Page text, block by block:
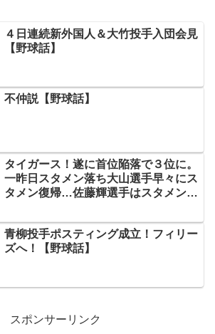
４日連続新外国人＆大竹投手入団会見
【野球話】
不仲説【野球話】
タイガース！遂に首位陥落で３位に。
一昨日スタメン落ち大山選手早々にス
タメン復帰…佐藤輝選手はスタメン落
青柳投手ポスティング成立！フィリー
ズへ！【野球話】
スポンサーリンク